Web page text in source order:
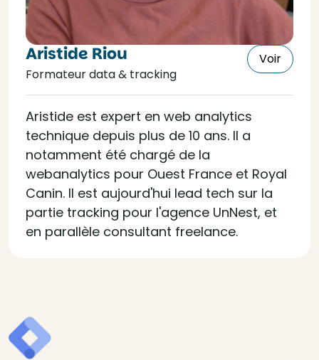
Aristide Riou
Formateur data & tracking
Voir
Aristide est expert en web analytics
technique depuis plus de 10 ans. Il a
notamment été chargé de la
webanalytics pour Ouest France et Royal
Canin. Il est aujourd'hui lead tech sur la
partie tracking pour l'agence UnNest, et
en parallèle consultant freelance.